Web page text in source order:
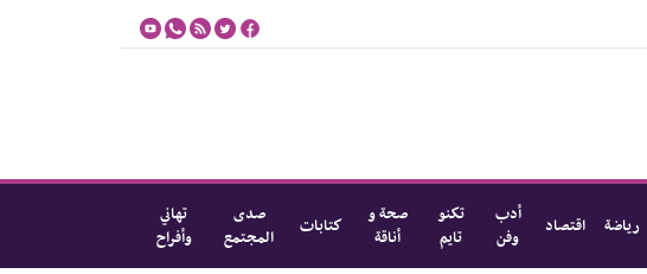
رياضة اقتصاد
أدب
وفن
تكنو
تايم
صحة و
أناقة
كتابات
صدى
المجتمع
تهاني
وأفراح